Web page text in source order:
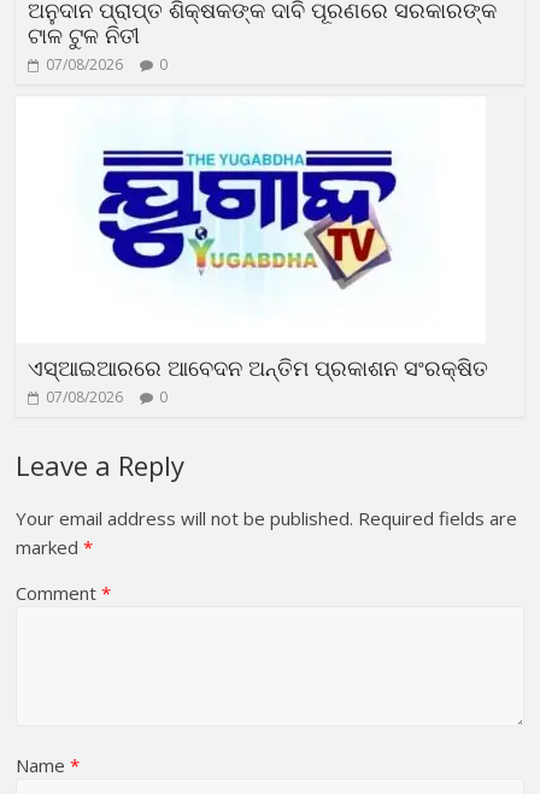
ଅନୁଦାନ ପ୍ରାପ୍ତ ଶିକ୍ଷକଙ୍କ ଦାବି ପୂରଣରେ ସରକାରଙ୍କ
ଟାଳ ଟୁଳ ନିତୀ
07/08/2026 0
ଏସ୍‌ଆଇଆରରେ ଆବେଦନ ଅନ୍ତିମ ପ୍ରକାଶନ ସଂରକ୍ଷିତ
07/08/2026 0
Leave a Reply
Your email address will not be published. Required fields are
marked*
Comment*
Name*